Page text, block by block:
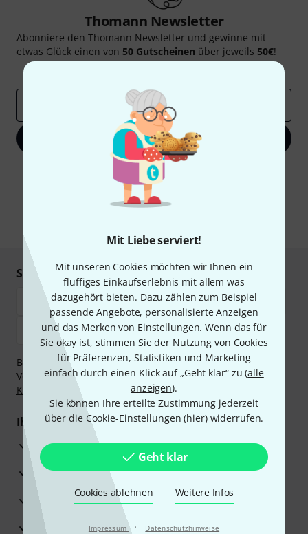
Mit Liebe serviert!
Mit unseren Cookies möchten wir Ihnen ein
fluffiges Einkaufserlebnis mit allem was
dazugehört bieten. Dazu zählen zum Beispiel
passende Angebote, personalisierte Anzeigen
und das Merken von Einstellungen. Wenn das für
Sie okay ist, stimmen Sie der Nutzung von Cookies
für Präferenzen, Statistiken und Marketing
einfach durch einen Klick auf „Geht klar“ zu (alle
anzeigen).
Sie können Ihre erteilte Zustimmung jederzeit
über die Cookie-Einstellungen (hier) widerrufen.
Geht klar
Cookies ablehnen Weitere Infos
Impressum · Datenschutzhinweise
Thomann Newsletter
Abonniere den Thomann Newsletter und gewinne mit
etwas Glück einen von 50 Gutscheinen über jeweils 50€!
Thomann Insights
Jetzt anmelden
Mit Klick auf „Jetzt anmelden“ stimmen Sie dem Erhalt von E-Mail-
Werbung und einer Messung des E-Mail-Nutzungsverhaltens zu. Die
Abmeldung ist jederzeit möglich. Weitere Informationen finden Sie in
unserenDatenschutzhinweisen
Sicher einkaufen & bezahlen
Bezahlen Sie vertraulich und sicher per Nachnahme,
Vorkasse, PayPal, Amazon Pay,Klarna Sofort bezahlen
Klarna Ratenzahlung
oder Kreditkarte.
Ihre Vorteile
3 Jahre Thomann Garantie
30 Tage Money-Back-Garantie
Reparaturservice
Beratung durch Fachexperten